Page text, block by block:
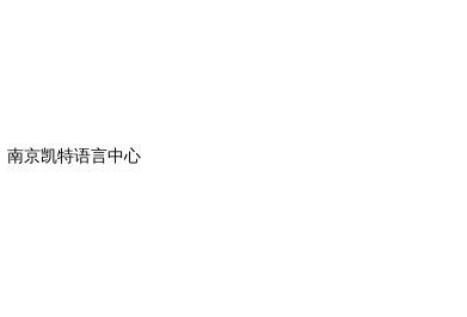
南京凯特语言中心